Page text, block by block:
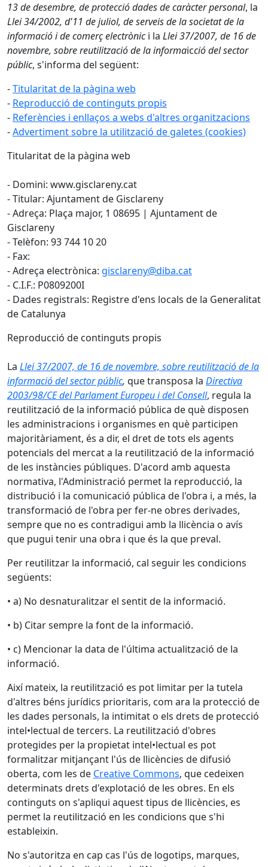
13 de desembre, de protecció dades de caràcter personal, la
Llei 34/2002, d'11 de juliol, de serveis de la societat de la
informació i de comerç electrònici la Llei 37/2007, de 16 de
novembre, sobre reutilització de la informaicció del sector
públic, s'informa del següent:
-Titularitat de la pàgina web
- Reproducció de continguts propis
- Referències i enllaços a webs d'altres organitzacions
-Advertiment sobre la utilització de galetes (cookies)
Titularitat de la pàgina web
- Domini: www.gisclareny.cat
- Titular: Ajuntament de Gisclareny
- Adreça: Plaça major, 1 08695 | Ajuntament de
Gisclareny
- Telèfon: 93 744 10 20
- Fax:
- Adreça electrònica: gisclareny@diba.cat
- C.I.F.: P0809200I
- Dades registrals: Registre d'ens locals de la Generalitat
de Catalunya
Reproducció de continguts propis
La Llei 37/2007, de 16 de novembre, sobre reutilització de la
informació del sector públic, que transposa la Directiva
2003/98/CE del Parlament Europeu i del Consell, regula la
reutilització de la informació pública de què disposen
les administracions i organismes en què participen
majoritàriament, és a dir, el dret de tots els agents
potencials del mercat a la reutilització de la informació
de les instàncies públiques. D'acord amb aquesta
normativa, l'Administració permet la reproducció, la
distribució i la comunicació pública de l'obra i, a més, la
transformació de l'obra per fer-ne obres derivades,
sempre que no es contradigui amb la llicència o avís
que pugui tenir una obra i que és la que preval.
Per reutilitzar la informació, cal seguir les condicions
següents:
• a) No desnaturalitzar el sentit de la informació.
• b) Citar sempre la font de la informació.
• c) Mencionar la data de l'última actualització de la
informació.
Així mateix, la reutilització es pot limitar per la tutela
d'altres béns jurídics prioritaris, com ara la protecció de
les dades personals, la intimitat o els drets de protecció
intel•lectual de tercers. La reutilització d'obres
protegides per la propietat intel•lectual es pot
formalitzar mitjançant l'ús de llicències de difusió
oberta, com les de Creative Commons, que cedeixen
determinats drets d'explotació de les obres. En els
continguts on s'apliqui aquest tipus de llicències, es
permet la reutilització en les condicions que s'hi
estableixin.
No s'autoritza en cap cas l'ús de logotips, marques,